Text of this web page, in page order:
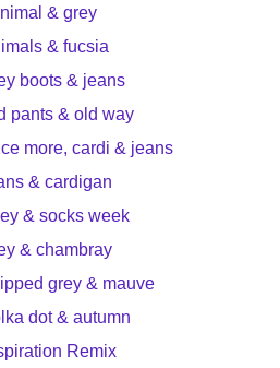
& grey
& fucsia
boots & jeans
pants & old way
more, cardi & jeans
& cardigan
& socks week
& chambray
grey & mauve
dot & autumn
Remix